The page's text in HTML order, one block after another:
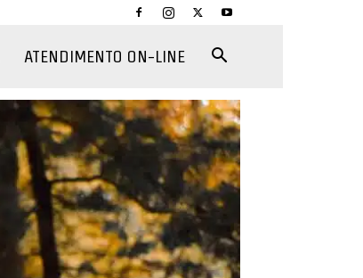
ATENDIMENTO ON-LINE